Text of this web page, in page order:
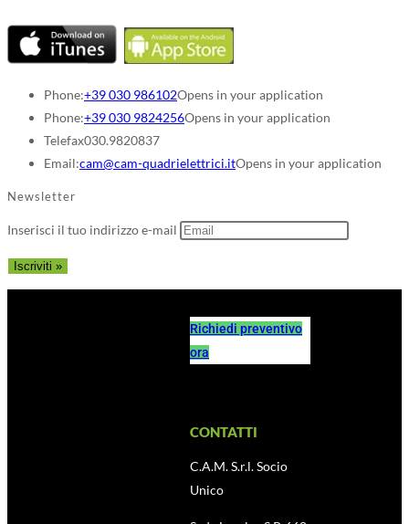
Phone:+39 030 986102Opens in your application
Phone:+39 030 9824256Opens in your application
Telefax030.9820837
Email:cam@cam-quadrielettrici.itOpens in your application
Newsletter
Inserisci il tuo indirizzo e-mail
Richiedi preventivo
ora
CONTATTI
C.A.M. S.r.l. Socio
Unico